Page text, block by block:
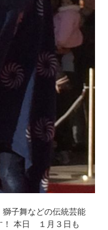
舞などの伝統芸能
！ 本日 １月３日も